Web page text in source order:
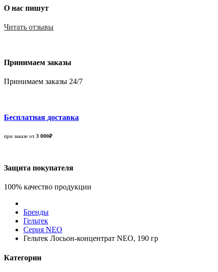
О нас пишут
Читать отзывы
Принимаем заказы
Принимаем заказы 24/7
Бесплатная доставка
при заказе от 3 000₽
Защита покупателя
100% качество продукции
Бренды
Гельтек
Серия NEO
Гельтек Лосьон-концентрат NEO, 190 гр
Категории